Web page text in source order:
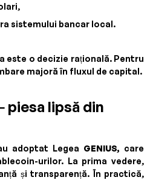
sistemului bancar local.
este o decizie rațională. Pentru
majoră în fluxul de capital.
piesa lipsă din
adoptat Legea GENIUS, care
urilor. La prima vedere,
și transparență. În practică,